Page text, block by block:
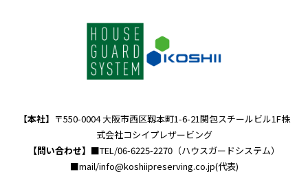
【本社】 〒550-0004 大阪市西区靱本町1-6-21関包スチールビル1F株
式会社コシイプレザービング
【問い合わせ】 ■TEL/06-6225-2270（ハウスガードシステム）
■mail/info@koshiipreserving.co.jp(代表)